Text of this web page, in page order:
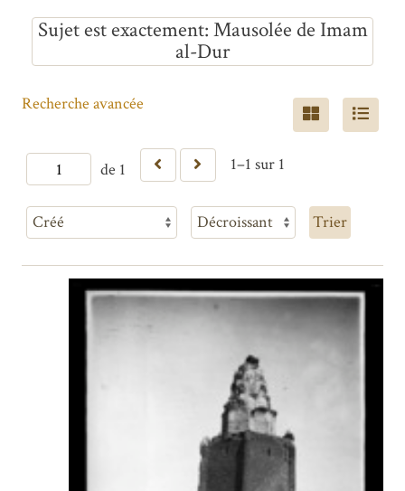
Sujet est exactement Mausolée de Imam
al-Dur
de 1 1–1 sur 1
Recherche avancée
Trier